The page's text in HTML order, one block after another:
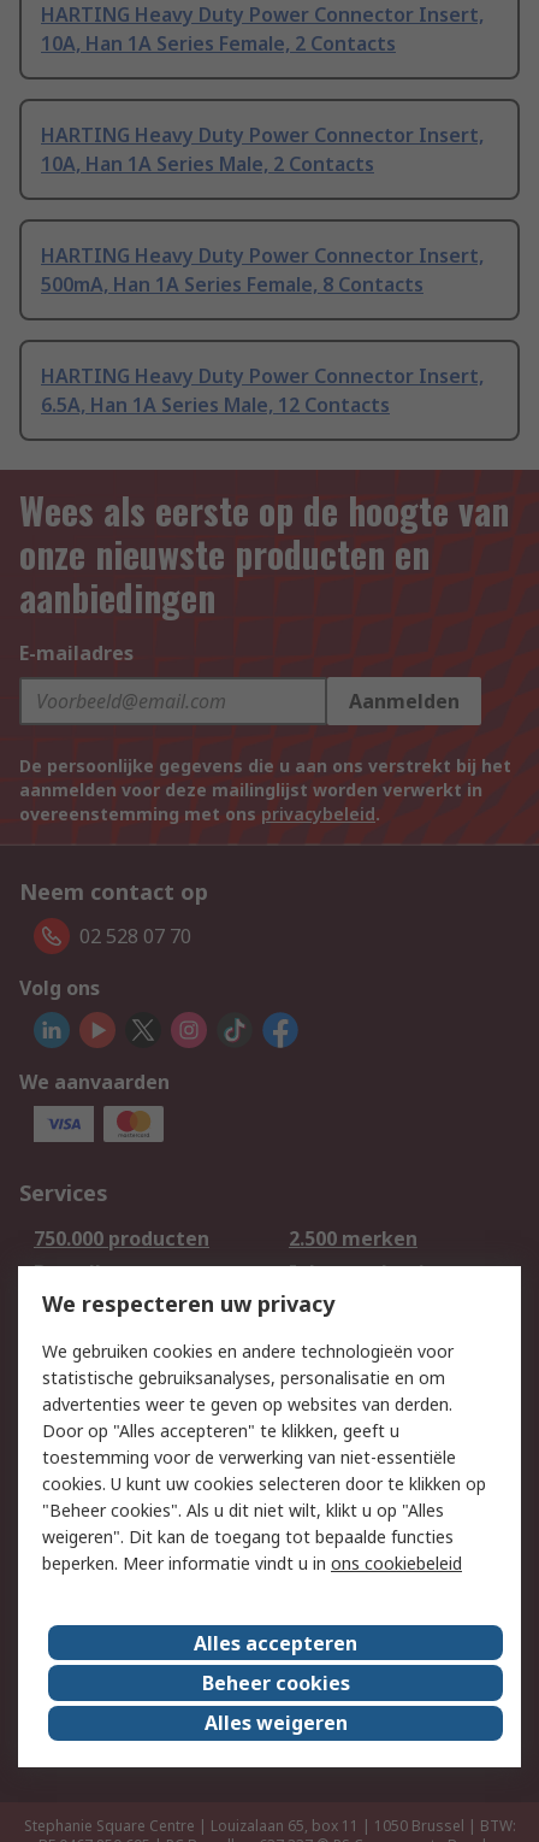
HARTING Heavy Duty Power Connector Insert,
10A, Han 1A Series Female, 2 Contacts
HARTING Heavy Duty Power Connector Insert,
10A, Han 1A Series Male, 2 Contacts
HARTING Heavy Duty Power Connector Insert,
500mA, Han 1A Series Female, 8 Contacts
HARTING Heavy Duty Power Connector Insert,
6.5A, Han 1A Series Male, 12 Contacts
Wees als eerste op de hoogte van
onze nieuwste producten en
aanbiedingen
E-mailadres
Aanmelden
De persoonlijke gegevens die u aan ons verstrekt bij het
aanmelden voor deze mailinglijst worden verwerkt in
overeenstemming met ons privacybeleid.
Neem contact op
02 528 07 70
Volg ons
We aanvaarden
Services
750.000 producten
2.500 merken
Bestellen
Inkoopoplossingen
Retouren
Technisch advies
Track & Trace
Wettelijk
Cookiebeleid
Email veiligheid
Privacybeleid -
Bijgewerkt
Websitevoorwaarden
Algemene
verkoopvoorwaarden
Over RS
RS Group
Over ons
RS wereldwijd
Werken bij RS
ESG
Stephanie Square Centre | Louizalaan 65, box 11 | 1050 Brussel | BTW:
We respecteren uw privacy
We gebruiken cookies en andere technologieën voor
statistische gebruiksanalyses, personalisatie en om
advertenties weer te geven op websites van derden.
Door op "Alles accepteren" te klikken, geeft u
toestemming voor de verwerking van niet-essentiële
cookies. U kunt uw cookies selecteren door te klikken op
"Beheer cookies". Als u dit niet wilt, klikt u op "Alles
weigeren". Dit kan de toegang tot bepaalde functies
beperken. Meer informatie vindt u in ons cookiebeleid
Alles accepteren
Beheer cookies
Alles weigeren